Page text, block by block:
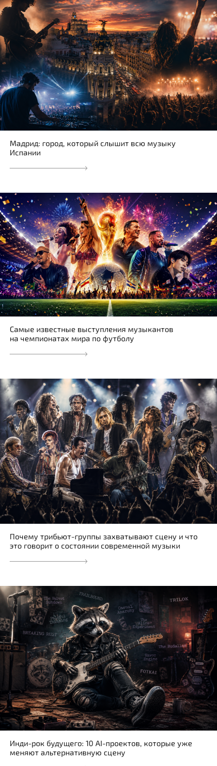
Мадрид: город, который слышит всю музыку
Испании
Самые известные выступления музыкантов
на чемпионатах мира по футболу
Почему трибьют-группы захватывают сцену и что
это говорит о состоянии современной музыки
Инди-рок будущего: 10 AI-проектов, которые уже
меняют альтернативную сцену